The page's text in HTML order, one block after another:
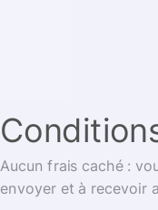
Aucun frais caché :
envoyer et à recevoir